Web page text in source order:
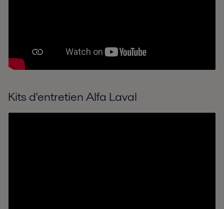
Kits d'entretien Alfa Laval